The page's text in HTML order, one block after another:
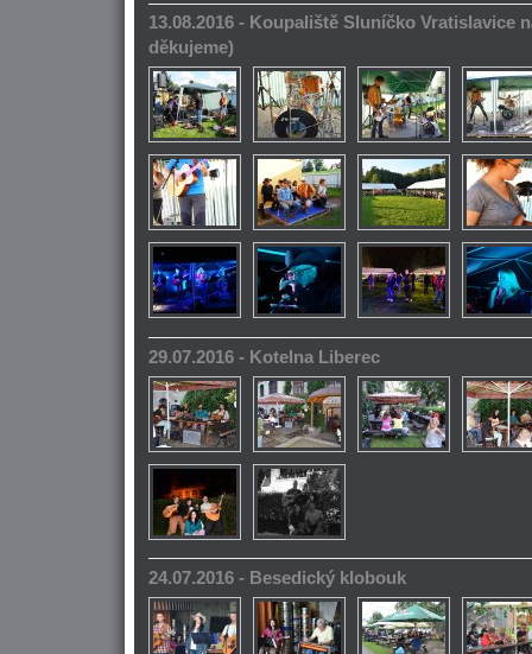
13.08.2016 - Koupaliště Sluníčko Vratislavice
děkujeme)
29.07.2016 - Kotelna Liberec
24.07.2016 - Besedický klobouk